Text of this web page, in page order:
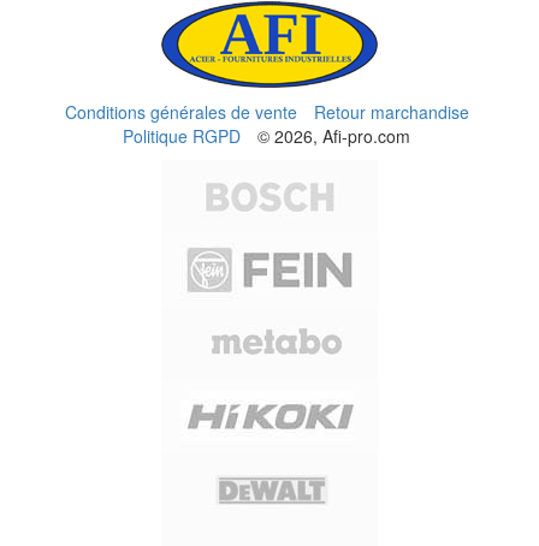
Conditions générales de vente
Retour marchandise
Politique RGPD
© 2026, Afi-pro.com